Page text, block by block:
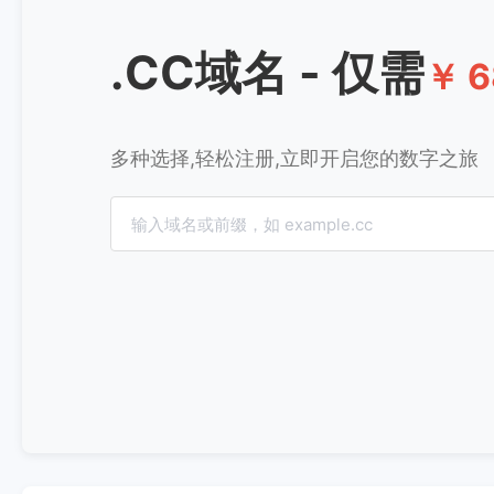
.CC域名 - 仅需￥
多种选择,轻松注册,立即开启您的数字之旅